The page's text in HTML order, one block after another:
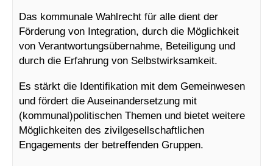
Das kommunale Wahlrecht für alle dient der
Förderung von Integration, durch die Möglichkeit
von Verantwortungsübernahme, Beteiligung und
durch die Erfahrung von Selbstwirksamkeit.
Es stärkt die Identifikation mit dem Gemeinwesen
und fördert die Auseinandersetzung mit
(kommunal)politischen Themen und bietet weitere
Möglichkeiten des zivilgesellschaftlichen
Engagements der betreffenden Gruppen.